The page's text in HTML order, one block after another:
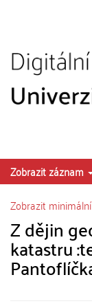
Zobrazit záznam
Zobrazit
Z dějin
katastru